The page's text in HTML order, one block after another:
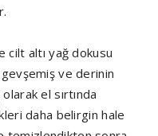
cilt altı yağ dokusu
gevşemiş ve derinin
el sırtında
daha belirgin hale